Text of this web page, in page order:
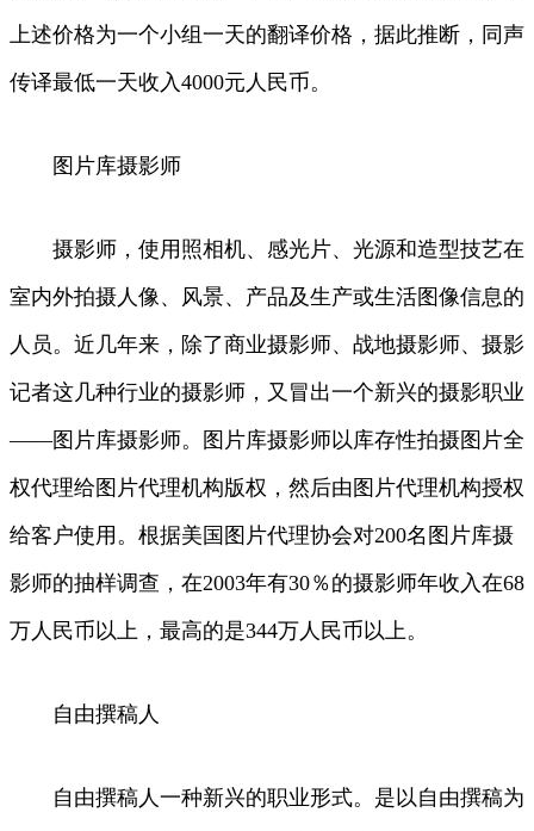
上述价格为一个小组一天的翻译价格，据此推断，同声
传译最低一天收入4000元人民币。
图片库摄影师
摄影师，使用照相机、感光片、光源和造型技艺在
室内外拍摄人像、风景、产品及生产或生活图像信息的
人员。近几年来，除了商业摄影师、战地摄影师、摄影
记者这几种行业的摄影师，又冒出一个新兴的摄影职业
——图片库摄影师。图片库摄影师以库存性拍摄图片全
权代理给图片代理机构版权，然后由图片代理机构授权
给客户使用。根据美国图片代理协会对200名图片库摄
影师的抽样调查，在2003年有30％的摄影师年收入在68
万人民币以上，最高的是344万人民币以上。
自由撰稿人
自由撰稿人一种新兴的职业形式。是以自由撰稿为